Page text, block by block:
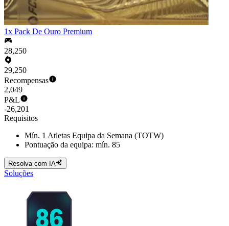
1x Pack De Ouro Premium
28,250
29,250
Recompensas
2,049
P&L
-26,201
Requisitos
Mín. 1 Atletas Equipa da Semana (TOTW)
Pontuação da equipa: mín. 85
Resolva com IA
Soluções